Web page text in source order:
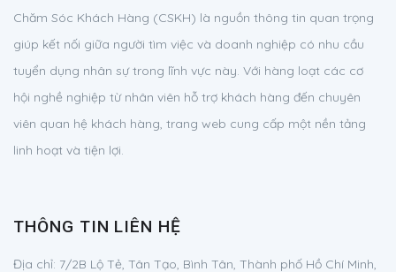
Chăm Sóc Khách Hàng (CSKH) là nguồn thông tin quan trọng
giúp kết nối giữa người tìm việc và doanh nghiệp có nhu cầu
tuyển dụng nhân sự trong lĩnh vực này. Với hàng loạt các cơ
hội nghề nghiệp từ nhân viên hỗ trợ khách hàng đến chuyên
viên quan hệ khách hàng, trang web cung cấp một nền tảng
linh hoạt và tiện lợi.
THÔNG TIN LIÊN HỆ
Địa chỉ: 7/2B Lộ Tẻ, Tân Tạo, Bình Tân, Thành phố Hồ Chí Minh,